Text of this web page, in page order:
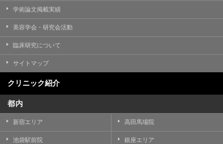
学術論文掲載実績
美容学会・研究会活動
臨床研究について
サイトマップ
クリニック紹介
都内
新宿エリア 高田馬場院
池袋駅前院 銀座エリア